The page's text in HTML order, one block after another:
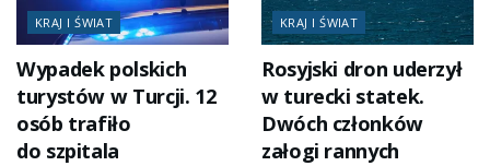
KRAJ I ŚWIAT
Wypadek polskich
turystów w Turcji. 12
osób trafiło
do szpitala
KRAJ I ŚWIAT
Rosyjski dron uderzył
w turecki statek.
Dwóch członków
załogi rannych